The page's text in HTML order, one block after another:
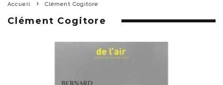
Accueil Clément Cogitore
Clément Cogitore